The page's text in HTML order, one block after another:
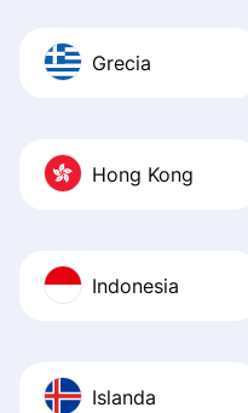
Grecia
Hong Kong
Indonesia
Islanda